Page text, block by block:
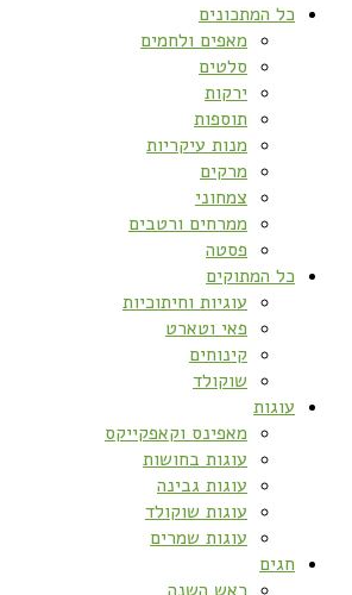
כל המתכונים
מאפים ולחמים
סלטים
ירקות
תוספות
מנות עיקריות
מרקים
צמחוני
ממרחים ורטבים
פסטה
כל המתוקים
עוגיות וחיתוכיות
פאי וטארט
קינוחים
שוקולד
עוגות
מאפינס וקאפקייקס
עוגות בחושות
עוגות גבינה
עוגות שוקולד
עוגות שמרים
חגים